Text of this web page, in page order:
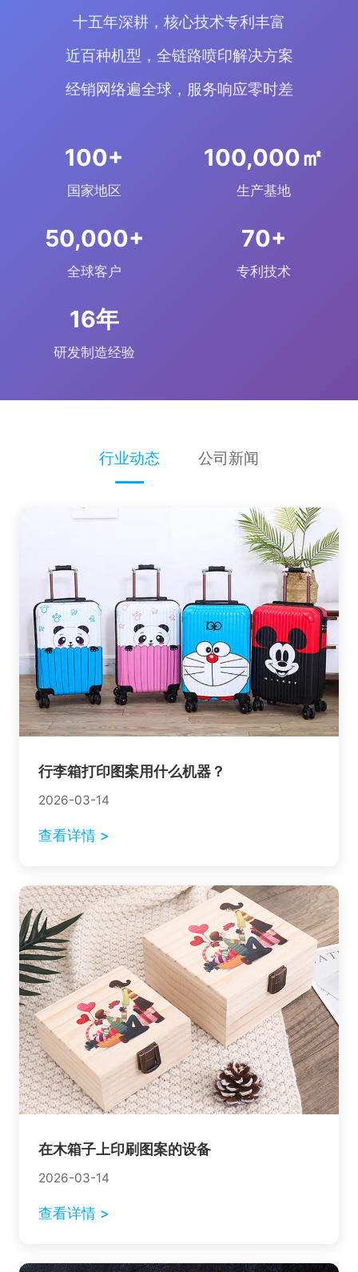
十五年深耕，核心技术专利丰富
近百种机型，全链路喷印解决方案
经销网络遍全球，服务响应零时差
+
国家地区
㎡
生产基地
+
全球客户
+
专利技术
年
研发制造经验
行业动态 公司新闻
行李箱打印图案用什么机器？
2026-03-14
查看详情 >
在木箱子上印刷图案的设备
2026-03-14
查看详情 >